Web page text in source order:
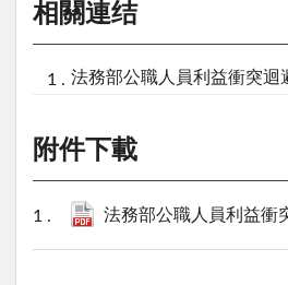
相關連结
法務部公職人員利益衝突迴
附件下載
法務部公職人員利益衝突迴